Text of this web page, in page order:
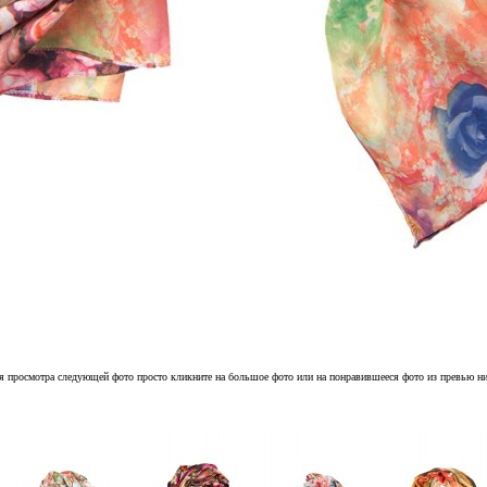
просмотра следующей фото просто кликните на большое фото или на понравившееся фото из превью